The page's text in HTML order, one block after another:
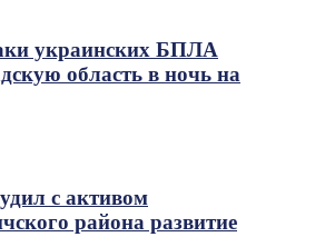
украинских БПЛА
область в ночь на
с активом
района развитие